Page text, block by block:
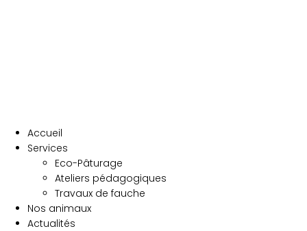
Accueil
Services
Eco-Pâturage
Ateliers pédagogiques
Travaux de fauche
Nos animaux
Actualités